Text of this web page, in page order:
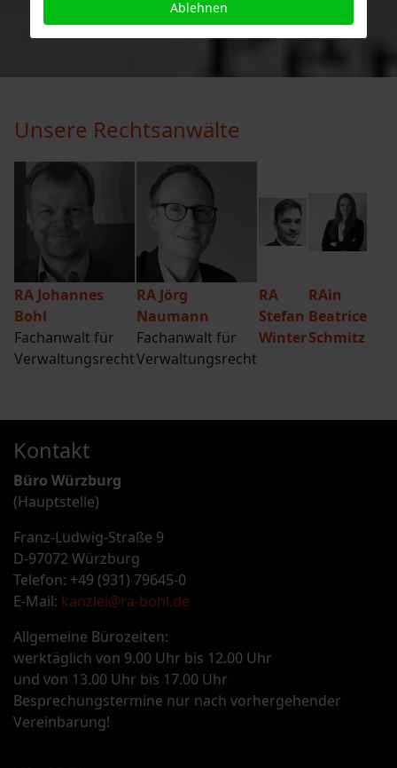
Januar 1958 – 1 BvR 400/51 –, Rn. 31
Unsere Rechtsanwälte
RA Johannes
Bohl
Fachanwalt für
Verwaltungsrecht
RA Jörg
Naumann
Fachanwalt für
Verwaltungsrecht
RA
Stefan
Winter
RAin
Beatrice
Schmitz
Kontakt
Büro Würzburg
(Hauptstelle)
Franz-Ludwig-Straße 9
D-97072 Würzburg
Telefon: +49 (931) 79645-0
E-Mail: kanzlei@ra-bohl.de
Allgemeine Bürozeiten:
werktäglich von 9.00 Uhr bis 12.00 Uhr
und von 13.00 Uhr bis 17.00 Uhr
Besprechungstermine nur nach vorhergehender
Vereinbarung!
Ablehnen